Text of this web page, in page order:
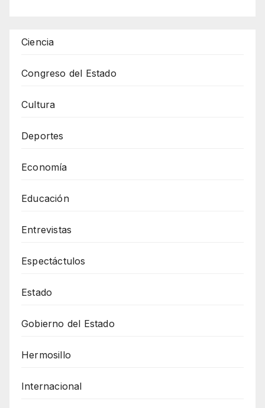
Ciencia
Congreso del Estado
Cultura
Deportes
Economía
Educación
Entrevistas
Espectáctulos
Estado
Gobierno del Estado
Hermosillo
Internacional